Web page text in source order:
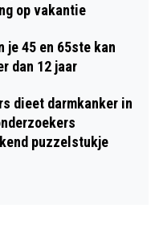
op vakantie
je 45 en 65ste kan
dan 12 jaar
dieet darmkanker in
puzzelstukje